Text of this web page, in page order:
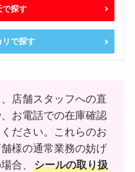
で探す
リで探す
店舗スタッフへの直
お電話での在庫確認
ださい。これらのお
様の通常業務の妨げ
合、シールの取り扱